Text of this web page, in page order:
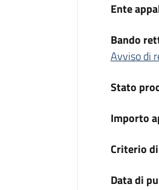
Ente
Bando
Avviso di
Stato
Importo
Criterio
Data di